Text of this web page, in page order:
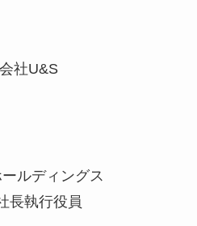
社U&S
ルディングス
長執行役員